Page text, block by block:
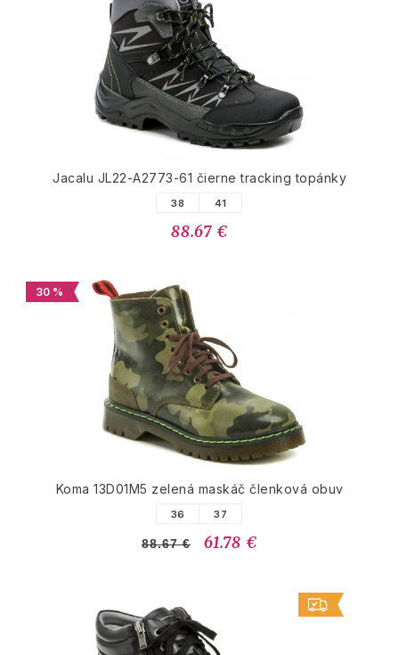
Jacalu JL22-A2773-61 čierne tracking topánky
38 41
88.67 €
30 %
Koma 13D01M5 zelená maskáč členková obuv
36 37
88.67 € 61.78 €